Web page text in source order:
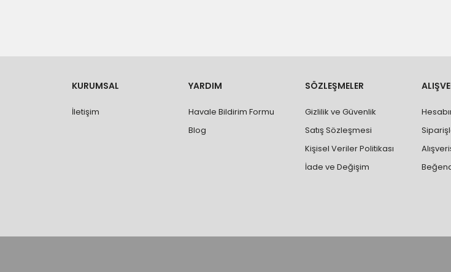
- Özel sipariş ürünlerde ölçü, ebat, yükseklik vb. hatalar yüzünden onaylanmış siparişler
değiştirilmez.
- Vitrifiye, tekne, küvet, kabin, banyo dolabı vb. ürünlerin siparişini vermeden önce
kişi veya firmaya mutlaka ölçü ve ebat kontrolü yaptırınız.
KURUMSAL
İletişim
YARDIM
Havale Bildirim Formu
Blog
SÖZLEŞMELER
Gizlilik ve Güvenlik
Satış Sözleşmesi
Kişisel Veriler Politikası
İade ve Değişim